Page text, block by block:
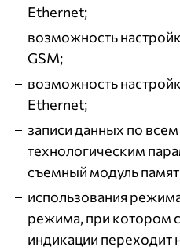
Ethernet;
возможность
GSM;
возможность
Ethernet;
записи данных по
технологическим
съемный модуль
использования
режима, при котором
индикации переходит